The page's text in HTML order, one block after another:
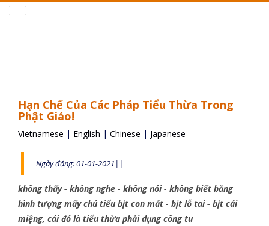
Hạn Chế Của Các Pháp Tiểu Thừa Trong
Phật Giáo!
Vietnamese | English | Chinese | Japanese
Ngày đăng: 01-01-2021||
không thấy - không nghe - không nói - không biết bằng
hình tượng mấy chú tiểu bịt con mắt - bịt lỗ tai - bịt cái
miệng, cái đó là tiểu thừa phải dụng công tu